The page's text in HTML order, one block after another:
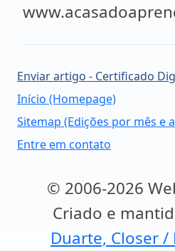
Enviar artigo - Certificado
Início (Homepage)
Sitemap (Edições por mês e
Entre em contato
© 2006-2026
Criado e
Duarte, Closer /